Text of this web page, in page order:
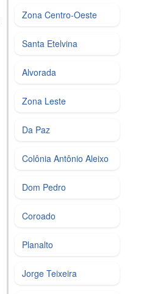
Zona Centro‑Oeste
Santa Etelvina
Alvorada
Zona Leste
Da Paz
Colônia Antônio Aleixo
Dom Pedro
Coroado
Planalto
Jorge Teixeira